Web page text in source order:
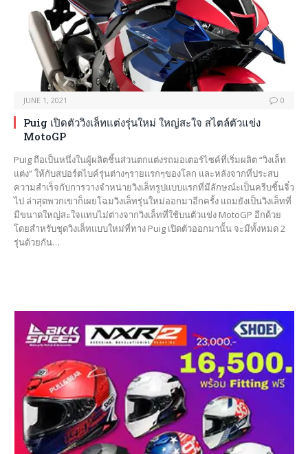
JUNE 1, 2021 0
Puig เปิดตัววิงเล็ทแต่งรุ่นใหม่ ใหญ่สะใจ สไตล์ตัวแข่ง
MotoGP
Puig ถือเป็นหนึ่งในผู้ผลิตชิ้นส่วนตกแต่งรถมอเตอร์ไซค์ที่เริ่มผลิต “วิงเล็ท
แต่ง” ให้กับสปอร์ตไบค์รุ่นต่างๆรายแรกๆของโลก และหลังจากที่ประสบ
ความสำเร็จกับการวางจำหน่ายวิงเล็ทรูปแบบแรกที่มีลักษณ์ะเป็นครีบชิ้นจิ๋ว
ไป ล่าสุดพวกเขาก็เผยโฉมวิงเล็ทรุ่นใหม่ออกมาอีกครั้ง แถมยังเป็นวิงเล็ทที่
มีขนาดใหญ่สะใจแทบไม่ต่างจากวิงเล็ทที่ใช้บนตัวแข่ง MotoGP อีกด้วย
โดยสำหรับชุดวิงเล็ทแบบใหม่ที่ทาง Puig เปิดตัวออกมานั้น จะมีทั้งหมด 2
รุ่นด้วยกัน…